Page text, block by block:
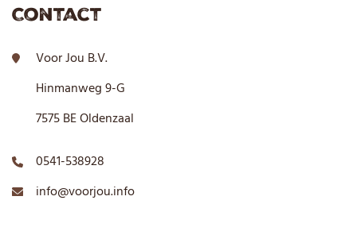
Contact
Voor Jou B.V.
Hinmanweg 9-G
7575 BE Oldenzaal
0541-538928
info@voorjou.info